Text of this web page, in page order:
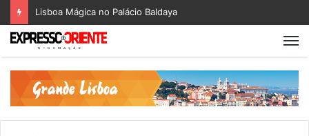
Lisboa Mágica no Palácio Baldaya